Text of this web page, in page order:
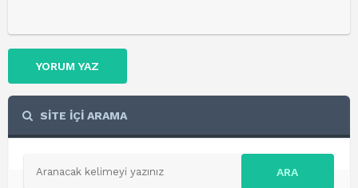
YORUM YAZ
SİTE İÇİ ARAMA
ARA